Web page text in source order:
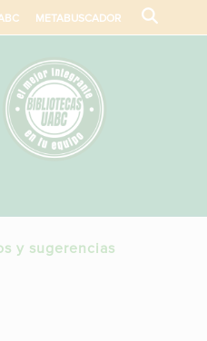
METABUSCADOR
y sugerencias